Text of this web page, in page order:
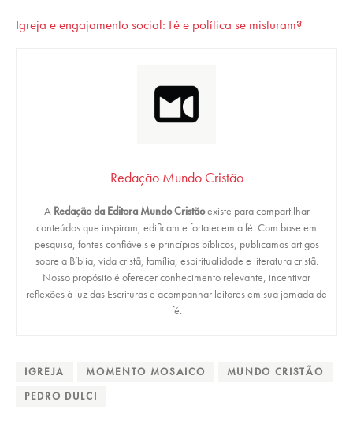
Igreja e engajamento social: Fé e política se misturam?
Redação Mundo Cristão
A Redação da Editora Mundo Cristãoexiste para compartilhar
conteúdos que inspiram, edificam e fortalecem a fé. Com base em
pesquisa, fontes confiáveis e princípios bíblicos, publicamos artigos
sobre a Bíblia, vida cristã, família, espiritualidade e literatura cristã.
Nosso propósito é oferecer conhecimento relevante, incentivar
reflexões à luz das Escrituras e acompanhar leitores em sua jornada de
fé.
IGREJA MOMENTO MOSAICO
MUNDO CRISTÃO
PEDRO DULCI